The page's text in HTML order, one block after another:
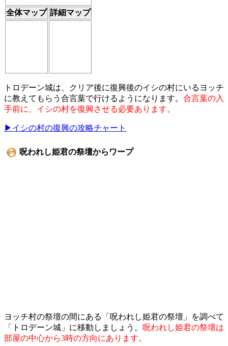
全体マップ 詳細マップ
トロデーン城は、クリア後に復興後のイシの村にいるヨッチ
に教えてもらう合言葉で行けるようになります。 合言葉の入
手前に、イシの村を復興させる必要あります。
▶イシの村の復興の攻略チャート
呪われし姫君の祭壇からワープ
ヨッチ村の祭壇の間にある「呪われし姫君の祭壇」を調べて
「トロデーン城」に移動しましょう。 呪われし姫君の祭壇は
部屋の中心から3時の方向にあります。